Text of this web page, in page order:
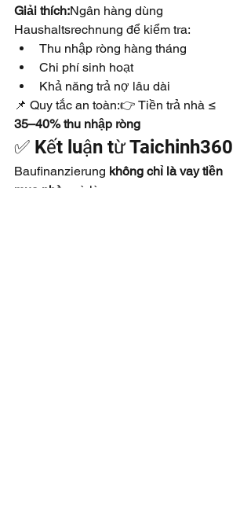
Giải thích:Ngân hàng dùng
Haushaltsrechnung để kiểm tra:
Thu nhập ròng hàng tháng
Chi phí sinh hoạt
Khả năng trả nợ lâu dài
📌 Quy tắc an toàn:👉 Tiền trả nhà ≤
35–40% thu nhập ròng
✅ Kết luận từ Taichinh360
Baufinanzierung không chỉ là vay tiền
mua nhà
, mà là: